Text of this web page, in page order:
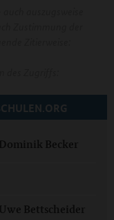
Becker
Bettscheider